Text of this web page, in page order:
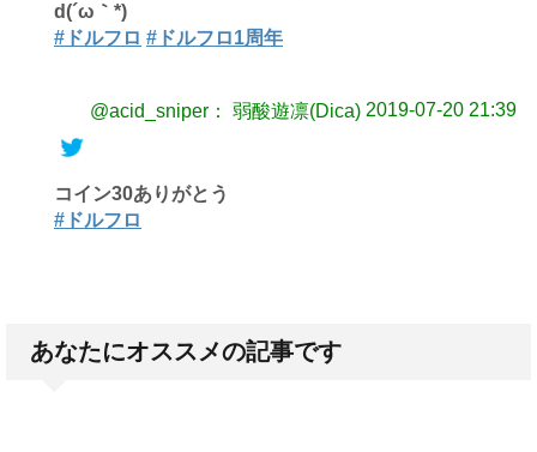
d(´ω｀*)
#ドルフロ #ドルフロ1周年
@acid_sniper： 弱酸遊凛(Dica) 2019-07-20 21:39
コイン30ありがとう
#ドルフロ
あなたにオススメの記事です